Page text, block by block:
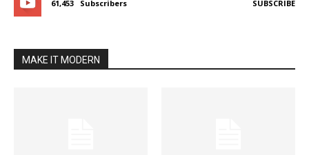
61,453 Subscribers SUBSCRIBE
MAKE IT MODERN